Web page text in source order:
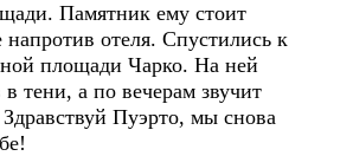
Памятник ему стоит
напротив отеля. Спустились к
площади Чарко. На ней
тени, а по вечерам звучит
Пуэрто, мы снова